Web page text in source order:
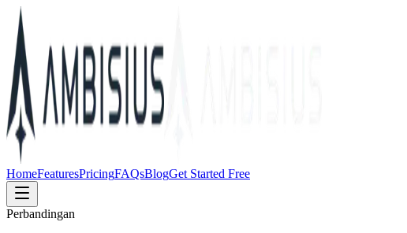
HomeFeaturesPricingFAQsBlogGet Started Free
Perbandingan